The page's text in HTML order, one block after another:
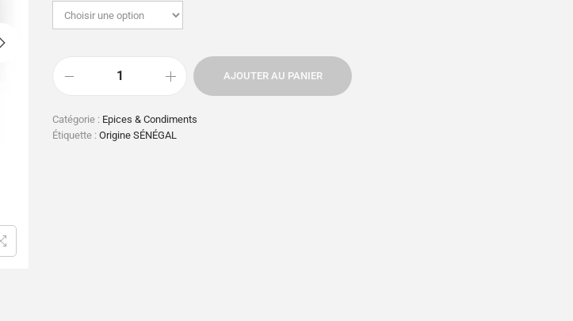
AJOUTER AU PANIER
Catégorie : Epices & Condiments
Étiquette : Origine SÉNÉGAL